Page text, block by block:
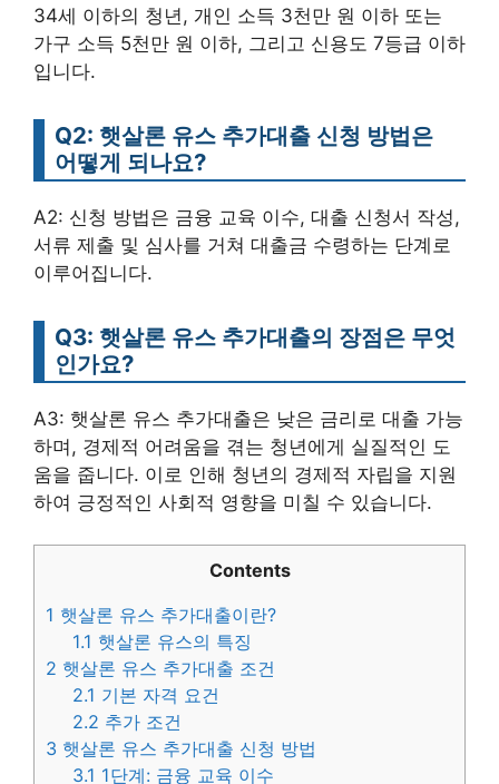
34세 이하의 청년, 개인 소득 3천만 원 이하 또는
가구 소득 5천만 원 이하, 그리고 신용도 7등급 이하
입니다.
Q2: 햇살론 유스 추가대출 신청 방법은
어떻게 되나요?
A2: 신청 방법은 금융 교육 이수, 대출 신청서 작성,
서류 제출 및 심사를 거쳐 대출금 수령하는 단계로
이루어집니다.
Q3: 햇살론 유스 추가대출의 장점은 무엇
인가요?
A3: 햇살론 유스 추가대출은 낮은 금리로 대출 가능
하며, 경제적 어려움을 겪는 청년에게 실질적인 도
움을 줍니다. 이로 인해 청년의 경제적 자립을 지원
하여 긍정적인 사회적 영향을 미칠 수 있습니다.
Contents
1 햇살론 유스 추가대출이란?
1.1 햇살론 유스의 특징
2 햇살론 유스 추가대출 조건
2.1 기본 자격 요건
2.2 추가 조건
3 햇살론 유스 추가대출 신청 방법
3.1 1단계: 금융 교육 이수